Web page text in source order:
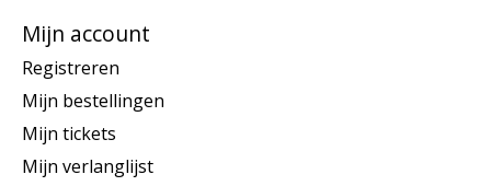
Mijn account
Registreren
Mijn bestellingen
Mijn tickets
Mijn verlanglijst